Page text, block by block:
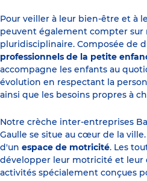
Pour veiller à leur bien-être et à
peuvent également compter sur
pluridisciplinaire. Composée de
professionnels de la petite
accompagne les enfants au
évolution en respectant la
ainsi que les besoins propres à
Notre crèche inter-entreprises
Gaulle se situe au cœur de la
d'un espace de motricité. Les
développer leur motricité et leur
activités spécialement conçues